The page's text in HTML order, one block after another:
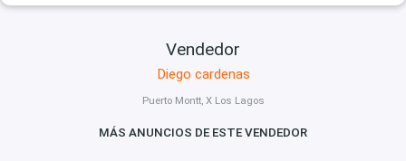
Vendedor
Diego cardenas
Puerto Montt, X Los Lagos
MÁS ANUNCIOS DE ESTE VENDEDOR